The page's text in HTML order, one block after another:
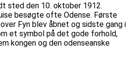
sted den 10. oktober 1912.
besøgte ofte Odense. Første
Fyn blev åbnet og sidste gang i
et symbol på det gode forhold,
kongen og den odenseanske